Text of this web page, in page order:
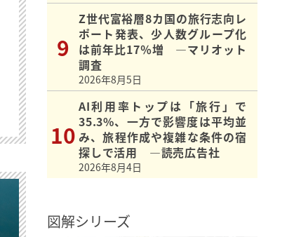
Z世代富裕層8カ国の旅行志向レ
ポート発表、少人数グループ化
は前年比17％増 ―マリオット
調査
2026年8月5日
AI利用率トップは「旅行」で
35.3%、一方で影響度は平均並
み、旅程作成や複雑な条件の宿
探しで活用 ―読売広告社
2026年8月4日
図解シリーズ